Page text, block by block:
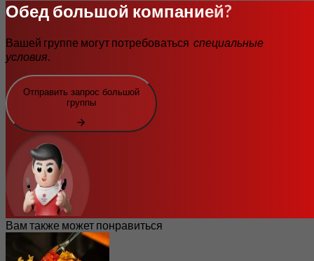
Обед большой компанией?
Вашей группе могут потребоваться специальные
условия.
Отправить запрос большой
группы
Вам также может понравиться